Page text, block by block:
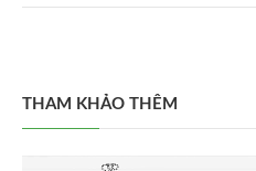
THAM KHẢO THÊM